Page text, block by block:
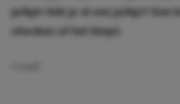
jurkje! Heb je al een jurkje? Dan
checken of het klopt.